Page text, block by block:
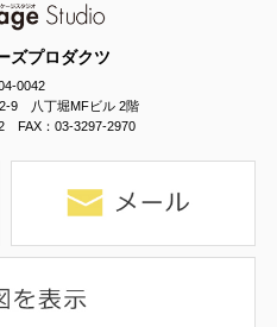
ズプロダクツ
0042
9 八丁堀MFビル 2階
FAX：03-3297-2970